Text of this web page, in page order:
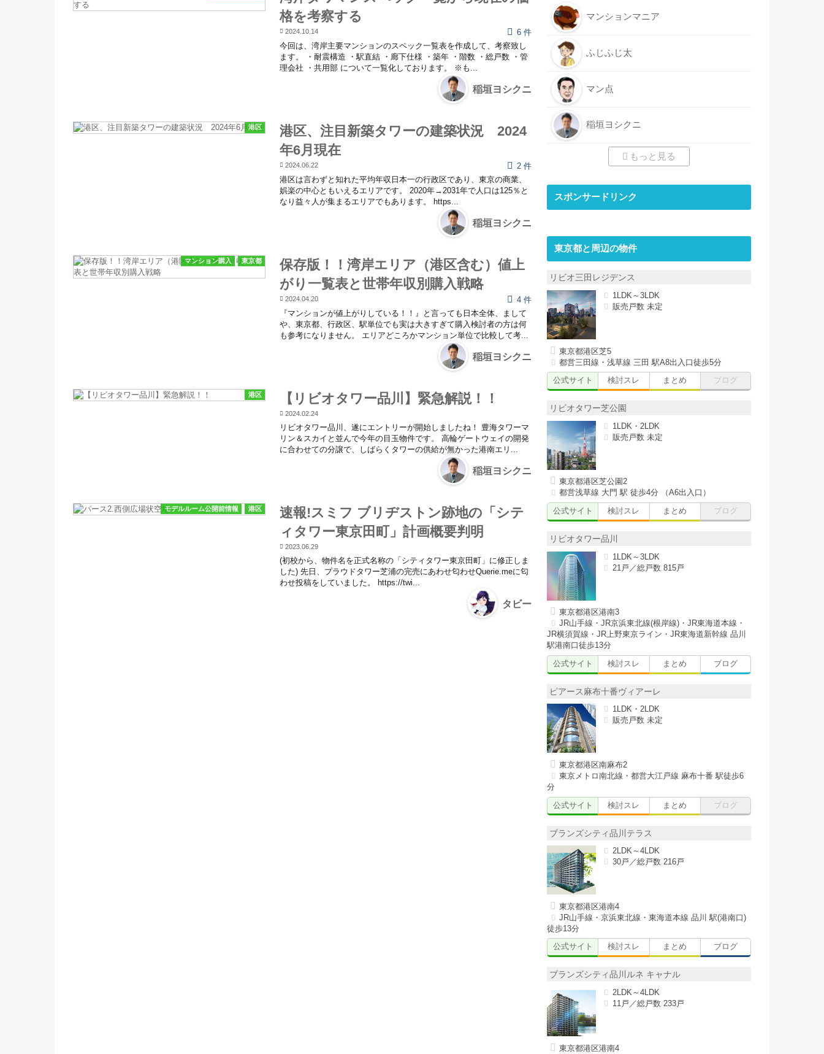
格を考察する
2024.10.14
6 件
今回は、湾岸主要マンションのスペック一覧表を作成して、考察致し
ます。 ・耐震構造 ・駅直結 ・廊下仕様 ・築年 ・階数 ・総戸数 ・管
理会社 ・共用部 について一覧化しております。 ※も...
稲垣ヨシクニ
港区
港区、注目新築タワーの建築状況 2024
年6月現在
2024.06.22
2 件
港区は言わずと知れた平均年収日本一の行政区であり、東京の商業、
娯楽の中心ともいえるエリアです。 2020年→2031年で人口は125％と
なり益々人が集まるエリアでもあります。 https...
稲垣ヨシクニ
マンション購入 東京都
保存版！！湾岸エリア（港区含む）値上
がり一覧表と世帯年収別購入戦略
2024.04.20
4 件
『マンションが値上がりしている！！』と言っても日本全体、まして
や、東京都、行政区、駅単位でも実は大きすぎて購入検討者の方は何
も参考になりません。 エリアどころかマンション単位で比較して考...
稲垣ヨシクニ
港区 【リビオタワー品川】緊急解説！！
2024.02.24
リビオタワー品川、遂にエントリーが開始しましたね！ 豊海タワーマ
リン＆スカイと並んで今年の目玉物件です。 高輪ゲートウェイの開発
に合わせての分譲で、しばらくタワーの供給が無かった港南エリ...
稲垣ヨシクニ
モデルルーム公開前情報 港区
速報!スミフ ブリヂストン跡地の「シテ
ィタワー東京田町」計画概要判明
2023.06.29
(初校から、物件名を正式名称の「シティタワー東京田町」に修正しま
した) 先日、プラウドタワー芝浦の完売にあわせ匂わせQuerie.meに匂
わせ投稿をしていました。 https://twi...
タビー
マンションマニア
ふじふじ太
マン点
稲垣ヨシクニ
もっと見る
スポンサードリンク
東京都と周辺の物件
リビオ三田レジデンス
1LDK～3LDK
販売戸数 未定
東京都港区芝5
都営三田線・浅草線 三田 駅A8出入口徒歩5分
公式サイト
検討スレ まとめ ブログ
リビオタワー芝公園
1LDK・2LDK
販売戸数 未定
東京都港区芝公園2
都営浅草線 大門 駅 徒歩4分 （A6出入口）
公式サイト
検討スレ まとめ ブログ
リビオタワー品川
1LDK～3LDK
21戸／総戸数 815戸
東京都港区港南3
JR山手線・JR京浜東北線(根岸線)・JR東海道本線・
JR横須賀線・JR上野東京ライン・JR東海道新幹線 品川
駅港南口徒歩13分
公式サイト
検討スレ まとめ ブログ
ピアース麻布十番ヴィアーレ
1LDK・2LDK
販売戸数 未定
東京都港区南麻布2
東京メトロ南北線・都営大江戸線 麻布十番 駅徒歩6
分
公式サイト
検討スレ まとめ ブログ
ブランズシティ品川テラス
2LDK～4LDK
30戸／総戸数 216戸
東京都港区港南4
JR山手線・京浜東北線・東海道本線 品川 駅(港南口)
徒歩13分
公式サイト
検討スレ まとめ ブログ
ブランズシティ品川ルネ キャナル
2LDK～4LDK
11戸／総戸数 233戸
東京都港区港南4